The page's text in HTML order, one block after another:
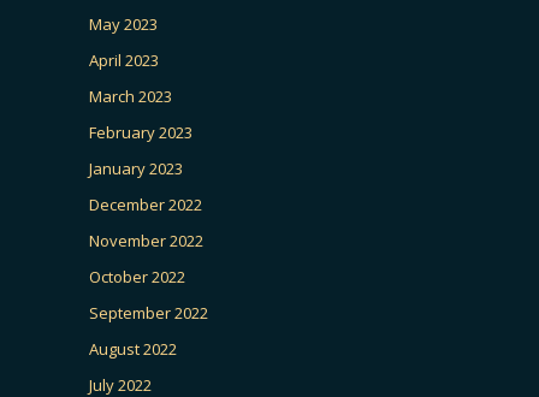
May 2023
April 2023
March 2023
February 2023
January 2023
December 2022
November 2022
October 2022
September 2022
August 2022
July 2022